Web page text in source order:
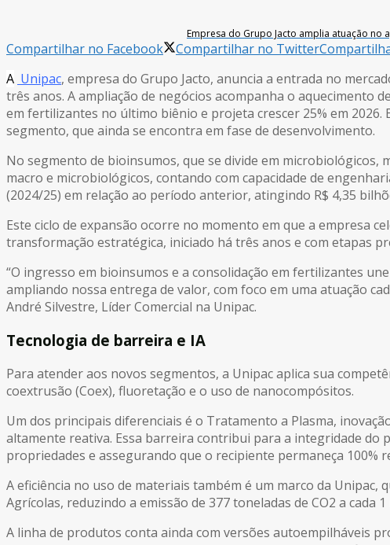
Empresa do Grupo Jacto amplia atuação
Compartilhar no Facebook Compartilhar no Twitter
A Unipac, empresa do Grupo Jacto, anuncia a entrada no
três anos. A ampliação de negócios acompanha o aquecimento
em fertilizantes no último biênio e projeta crescer 25% em 2026.
segmento, que ainda se encontra em fase de desenvolvimento.
No segmento de bioinsumos, que se divide em
macro e microbiológicos, contando com capacidade de
(2024/25) em relação ao período anterior, atingindo R$ 4,35
Este ciclo de expansão ocorre no momento em que a empresa
transformação estratégica, iniciado há três anos e com etapas
“O ingresso em bioinsumos e a consolidação em fertilizantes
ampliando nossa entrega de valor, com foco em uma atuação
André Silvestre, Líder Comercial na Unipac.
Tecnologia de barreira e IA
Para atender aos novos segmentos, a Unipac aplica sua
coextrusão (Coex), fluoretação e o uso de nanocompósitos.
Um dos principais diferenciais é o Tratamento a Plasma,
altamente reativa. Essa barreira contribui para a integridade
propriedades e assegurando que o recipiente permaneça 100%
A eficiência no uso de materiais também é um marco da
Agrícolas, reduzindo a emissão de 377 toneladas de CO2 a cada
A linha de produtos conta ainda com versões autoempilháveis